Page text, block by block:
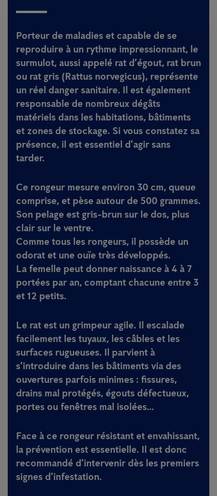
Porteur de maladies et capable de se
reproduire à un rythme impressionnant, le
surmulot, aussi appelé rat d’égout, rat brun
ou rat gris (Rattus norvegicus), représente
un réel danger sanitaire. Il est également
responsable de nombreux dégâts
matériels dans les habitations, bâtiments
et zones de stockage. Si vous constatez sa
présence, il est essentiel d’agir sans
tarder.
Ce rongeur mesure environ 30 cm, queue
comprise, et pèse autour de 500 grammes.
Son pelage est gris-brun sur le dos, plus
clair sur le ventre.
Comme tous les rongeurs, il possède un
odorat et une ouïe très développés.
La femelle peut donner naissance à 4 à 7
portées par an, comptant chacune entre 3
et 12 petits.
Le rat est un grimpeur agile. Il escalade
facilement les tuyaux, les câbles et les
surfaces rugueuses. Il parvient à
s’introduire dans les bâtiments via des
ouvertures parfois minimes : fissures,
drains mal protégés, égouts défectueux,
portes ou fenêtres mal isolées...
Face à ce rongeur résistant et envahissant,
la prévention est essentielle. Il est donc
recommandé d’intervenir dès les premiers
signes d’infestation.